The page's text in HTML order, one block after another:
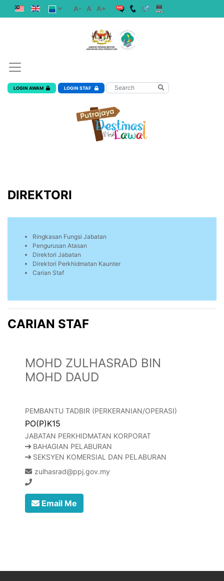
A- A A+
LOGIN AWAM LOGIN STAF
DIREKTORI
Ringkasan Fungsi Jabatan
Pengurusan Atasan
Direktori Jabatan
Direktori Perkhidmatan Kaunter
Carian Staf
CARIAN STAF
MOHD ZULHASRAD BIN
MOHD DAUD
PEMBANTU TADBIR (PERKERANIAN/OPERASI)
PO(P)K15
JABATAN PERKHIDMATAN KORPORAT
BAHAGIAN PELABURAN
SEKSYEN KOMERSIAL DAN PELABURAN
zulhasrad@ppj.gov.my
Email Me